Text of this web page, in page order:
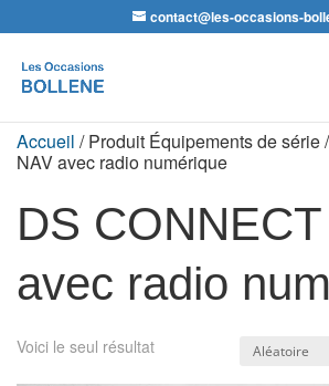
contact@les-occasions-
de
produits
Accueil / Produit Équipements de série
NAV avec radio numérique
DS
avec radio
Voici le seul résultat